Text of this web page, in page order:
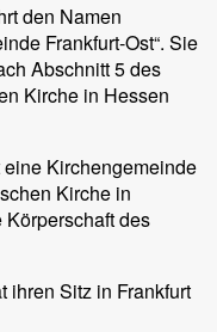
den Namen
Frankfurt-Ost“. Sie
Abschnitt 5 des
Kirche in Hessen
Kirchengemeinde
Kirche in
des
ihren Sitz in Frankfurt